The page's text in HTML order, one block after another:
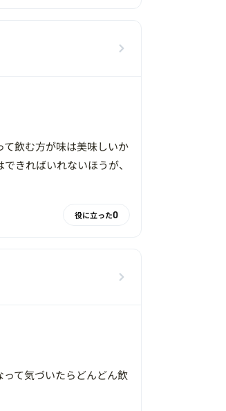
飲む方が味は美味しいか
きればいれないほうが、
役に立った0
て気づいたらどんどん飲